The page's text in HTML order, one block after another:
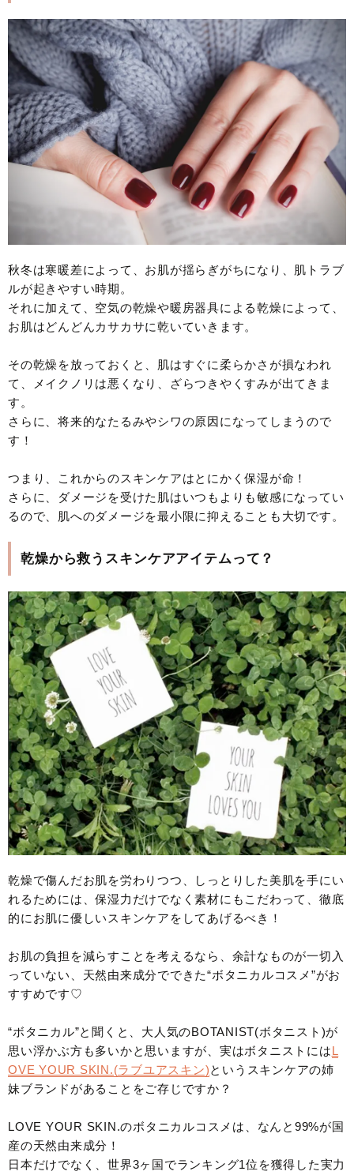
秋冬は寒暖差によって、お肌が揺らぎがちになり、肌トラブ
ルが起きやすい時期。
それに加えて、空気の乾燥や暖房器具による乾燥によって、
お肌はどんどんカサカサに乾いていきます。
その乾燥を放っておくと、肌はすぐに柔らかさが損なわれ
て、メイクノリは悪くなり、ざらつきやくすみが出てきま
す。
さらに、将来的なたるみやシワの原因になってしまうので
す！
つまり、これからのスキンケアはとにかく保湿が命！
さらに、ダメージを受けた肌はいつもよりも敏感になってい
るので、肌へのダメージを最小限に抑えることも大切です。
乾燥から救うスキンケアアイテムって？
乾燥で傷んだお肌を労わりつつ、しっとりした美肌を手にい
れるためには、保湿力だけでなく素材にもこだわって、徹底
的にお肌に優しいスキンケアをしてあげるべき！
お肌の負担を減らすことを考えるなら、余計なものが一切入
っていない、天然由来成分でできた“ボタニカルコスメ”がお
すすめです♡
“ボタニカル”と聞くと、大人気のBOTANIST(ボタニスト)が
思い浮かぶ方も多いかと思いますが、実はボタニストにはL
OVE YOUR SKIN.(ラブユアスキン)というスキンケアの姉
妹ブランドがあることをご存じですか？
LOVE YOUR SKIN.のボタニカルコスメは、なんと99%が国
産の天然由来成分！
日本だけでなく、世界3ヶ国でランキング1位を獲得した実力